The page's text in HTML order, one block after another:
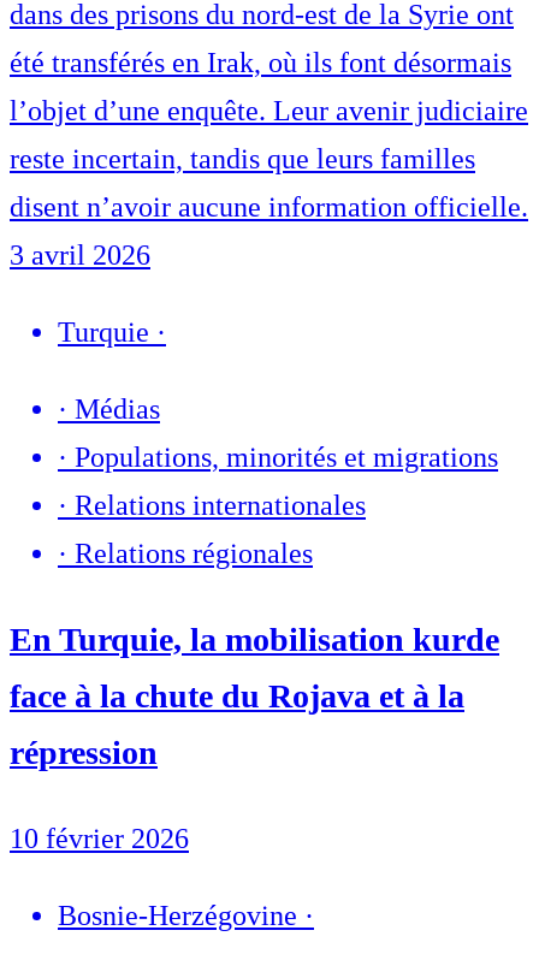
dans des prisons du nord-est de la Syrie ont
été transférés en Irak, où ils font désormais
l’objet d’une enquête. Leur avenir judiciaire
reste incertain, tandis que leurs familles
disent n’avoir aucune information officielle.
3 avril 2026
Turquie ·
· Médias
· Populations, minorités et migrations
· Relations internationales
· Relations régionales
En Turquie, la mobilisation kurde
face à la chute du Rojava et à la
répression
10 février 2026
Bosnie-Herzégovine ·